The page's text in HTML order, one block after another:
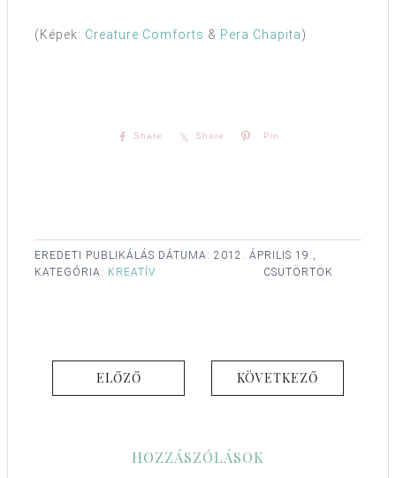
(Képek: Creature Comforts & Pera Chapita)
Share Share Pin
EREDETI PUBLIKÁLÁS DÁTUMA: 2012. ÁPRILIS 19.,
CSÜTÖRTÖK
KATEGÓRIA: KREATÍV
ELŐZŐ KÖVETKEZŐ
HOZZÁSZÓLÁSOK